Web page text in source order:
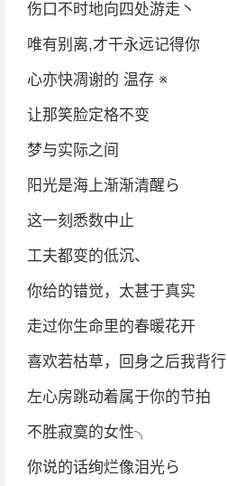
伤口不时地向四处游走丶
唯有别离,才干永远记得你
心亦快凋谢的 温存 ※
让那笑脸定格不变
梦与实际之间
阳光是海上渐渐清醒ら
这一刻悉数中止
工夫都变的低沉、
你给的错觉，太甚于真实
走过你生命里的春暖花开
喜欢若枯草，回身之后我背行
左心房跳动着属于你的节拍
不胜寂寞的女性╮
你说的话绚烂像泪光ら